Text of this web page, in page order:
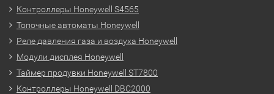
Контроллеры Honeywell S4565
Топочные автоматы Honeywell
Реле давления газа и воздуха Honeywell
Модули дисплея Honeywell
Таймер продувки Honeywell ST7800
Контроллеры Honeywell DBC2000